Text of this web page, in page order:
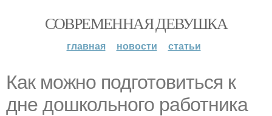
СОВРЕМЕННАЯ ДЕВУШКА
главная новости статьи
Как можно подготовиться к
дне дошкольного работника